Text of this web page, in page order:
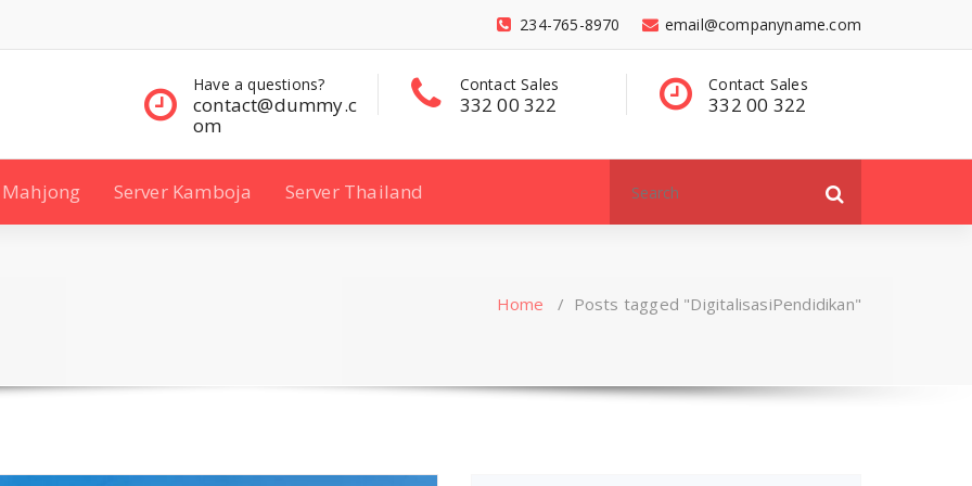
email@companyname.com
234-765-8970
Contact Sales
332 00 322
Contact Sales
332 00 322
Have a questions?
contact@dummy
Mahjong Server Kamboja Server Thailand
for:
Home / Posts tagged "DigitalisasiPendidikan"